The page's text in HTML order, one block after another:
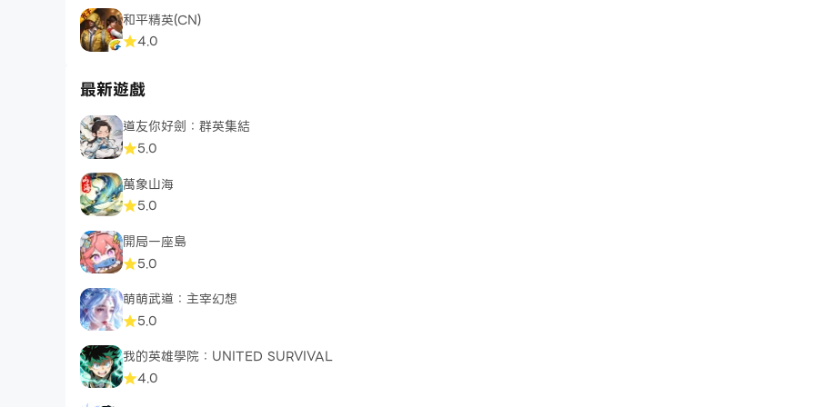
和平精英(CN)
4.0
最新遊戲
道友你好劍：群英集結
5.0
萬象山海
5.0
開局一座島
5.0
萌萌武道：主宰幻想
5.0
我的英雄學院：UNITED SURVIVAL
4.0